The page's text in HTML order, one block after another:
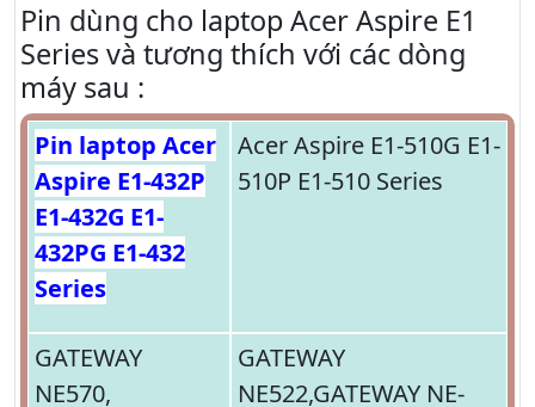
Pin dùng cho laptop Acer Aspire E1
Series và tương thích với các dòng
máy sau :
Pin laptop Acer
Aspire E1-432P
E1-432G E1-
432PG E1-432
Series
Acer Aspire E1-510G E1-
510P E1-510 Series
GATEWAY
NE570,
GATEWAY
NE522,GATEWAY NE-